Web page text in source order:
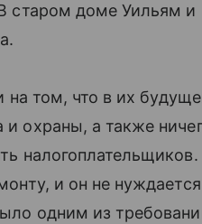
доме Уильям и
на том, что в их
охраны, а также
и он не
одним из